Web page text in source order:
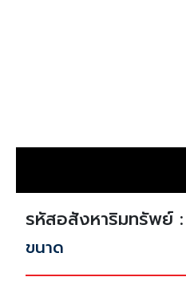
รหัสอสังหาริมทรัพย์ :
ขนาด